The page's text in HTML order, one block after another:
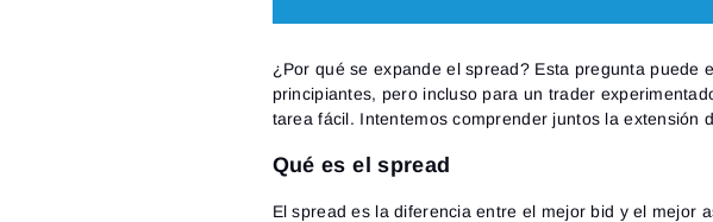
¿Por qué se expande el spread? Esta pregunta puede
principiantes, pero incluso para un trader
tarea fácil. Intentemos comprender juntos la extensión
Qué es el spread
El spread es la diferencia entre el mejor bid y el mejor